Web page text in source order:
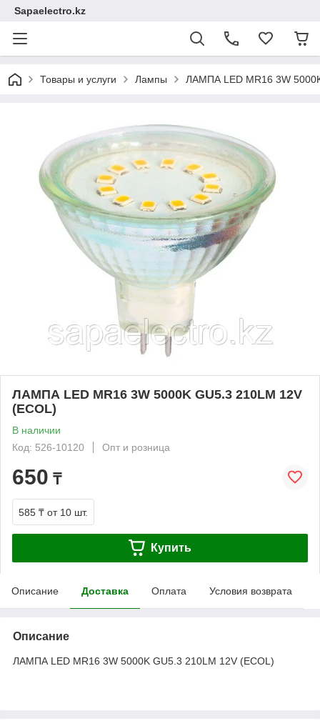
Sapaelectro.kz
Товары и услуги Лампы ЛАМПА LED MR16 3W
ЛАМПА LED MR16 3W 5000K GU5.3 210LM 12V
(ECOL)
В наличии
Код: 526-10120
Опт и розница
650 ₸
585 ₸ от 10 шт.
Купить
Описание Доставка Оплата Условия возврата
Описание
ЛАМПА LED MR16 3W 5000K GU5.3 210LM 12V (ECOL)